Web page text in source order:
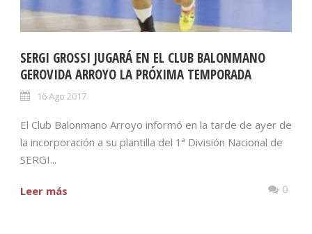
SERGI GROSSI JUGARÁ EN EL CLUB BALONMANO
GEROVIDA ARROYO LA PRÓXIMA TEMPORADA
16 Ago 2017
El Club Balonmano Arroyo informó en la tarde de ayer de
la incorporación a su plantilla del 1ª División Nacional de
SERGI...
Leer más 0